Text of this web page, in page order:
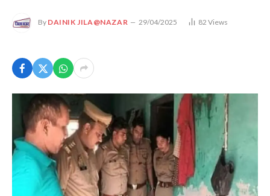
By DAINIK JILA@NAZAR 29/04/2025 82Views